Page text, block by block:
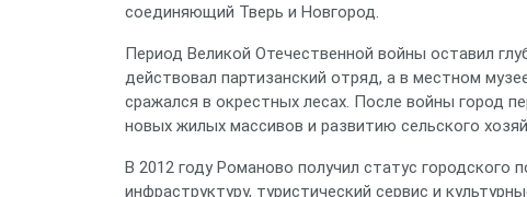
соединяющий Тверь и Новгород.
Период Великой Отечественной войны оставил
действовал партизанский отряд, а в местном
сражался в окрестных лесах. После войны город
новых жилых массивов и развитию сельского
В 2012 году Романово получил статус городского
инфраструктуру, туристический сервис и